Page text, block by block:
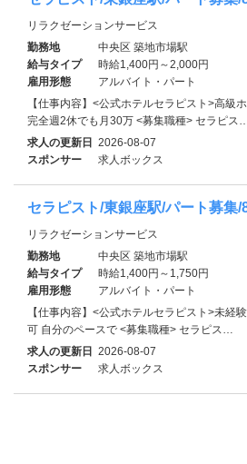
リラクゼーションサービス
勤務地
中央区 築地市場駅
給与タイプ
時給1,400円～2,000円
雇用形態
アルバイト・パート
【仕事内容】<公式ホテルセラピスト>高級
完全週2休でも月30万 <募集職種> セラピス…
求人の更新日 2026-08-07
スポンサー
求人ボックス
セラピスト/東銀座駅/パート募集/
リラクゼーションサービス
勤務地
中央区 築地市場駅
給与タイプ
時給1,400円～1,750円
雇用形態
アルバイト・パート
【仕事内容】<公式ホテルセラピスト>未経
可 自分のペースで <募集職種> セラピス…
求人の更新日 2026-08-07
スポンサー
求人ボックス